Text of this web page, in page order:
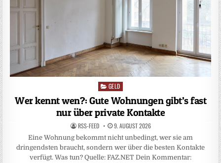
Posted
in
GELD
Wer kennt wen?: Gute Wohnungen gibt’s fast
nur über private Kontakte
RSS-FEED 9. AUGUST 2026
Eine Wohnung bekommt nicht unbedingt, wer sie am
dringendsten braucht, sondern wer über die besten Kontakte
verfügt. Was tun? Quelle: FAZ.NET Dein Kommentar: